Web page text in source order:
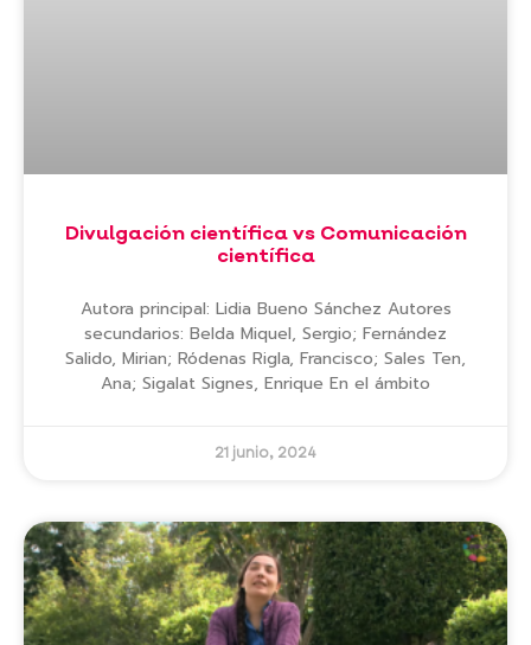
Divulgación científica vs Comunicación
científica
Autora principal: Lidia Bueno Sánchez Autores
secundarios: Belda Miquel, Sergio; Fernández
Salido, Mirian; Ródenas Rigla, Francisco; Sales Ten,
Ana; Sigalat Signes, Enrique En el ámbito
21 junio, 2024